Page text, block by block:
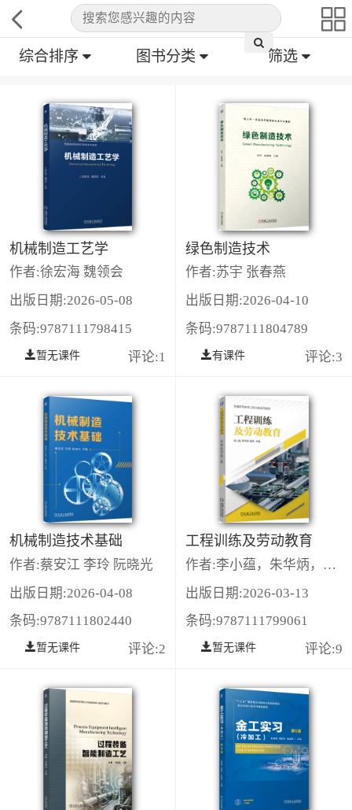
综合排序 图书分类 筛选
机械制造工艺学
作者:徐宏海 魏领会
出版日期:2026-05-08
条码:9787111798415
暂无课件 评论:1
绿色制造技术
作者:苏宇 张春燕
出版日期:2026-04-10
条码:9787111804789
有课件 评论:3
机械制造技术基础
作者:蔡安江 李玲 阮晓光
出版日期:2026-04-08
条码:9787111802440
暂无课件 评论:2
工程训练及劳动教育
作者:李小蕴，朱华炳，吴炜
出版日期:2026-03-13
条码:9787111799061
暂无课件 评论:9